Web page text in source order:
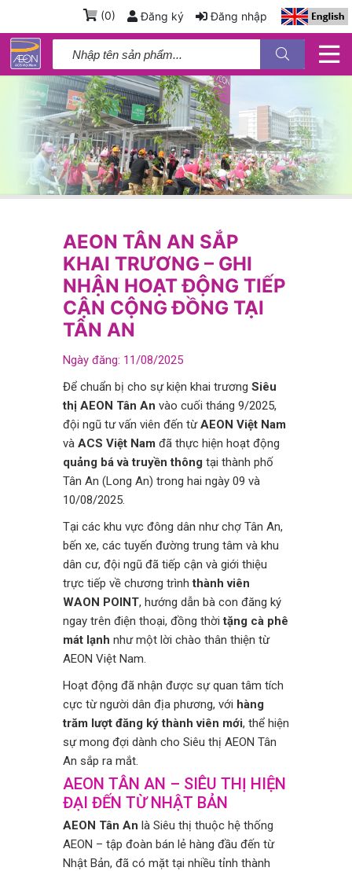
Đăng ký Đăng nhập
(0)
AEON TÂN AN SẮP
KHAI TRƯƠNG – GHI
NHẬN HOẠT ĐỘNG TIẾP
CẬN CỘNG ĐỒNG TẠI
TÂN AN
Ngày đăng: 11/08/2025
Để chuẩn bị cho sự kiện khai trương Siêu
thị AEON Tân An vào cuối tháng 9/2025,
đội ngũ tư vấn viên đến từAEON Việt Nam
và ACS Việt Nam đã thực hiện hoạt động
quảng bá và truyền thông tại thành phố
Tân An (Long An) trong hai ngày 09 và
10/08/2025.
Tại các khu vực đông dân như chợ Tân An,
bến xe, các tuyến đường trung tâm và khu
dân cư, đội ngũ đã tiếp cận và giới thiệu
trực tiếp về chương trìnhthành viên
WAON POINT, hướng dẫn bà con đăng ký
ngay trên điện thoại, đồng thờitặng cà phê
mát lạnh như một lời chào thân thiện từ
AEON Việt Nam.
Hoạt động đã nhận được sự quan tâm tích
cực từ người dân địa phương, với hàng
trăm lượt đăng ký thành viên mới, thể hiện
sự mong đợi dành cho Siêu thị AEON Tân
An sắp ra mắt.
AEON TÂN AN – SIÊU THỊ HIỆN
ĐẠI ĐẾN TỪ NHẬT BẢN
AEON Tân An là Siêu thị thuộc hệ thống
AEON – tập đoàn bán lẻ hàng đầu đến từ
Nhật Bản, đã có mặt tại nhiều tỉnh thành